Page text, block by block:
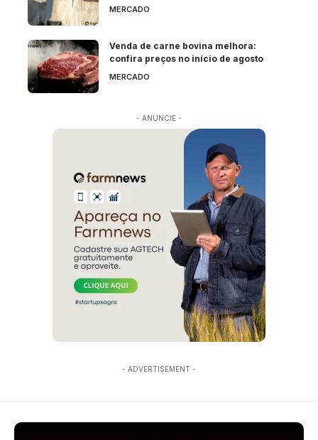
MERCADO
Venda de carne bovina melhora:
confira preços no início de agosto
MERCADO
- ANUNCIE -
- ADVERTISEMENT -